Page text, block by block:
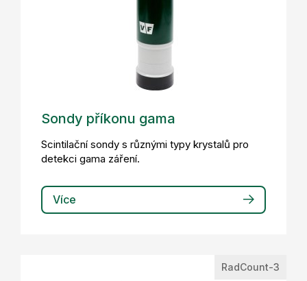
Sondy příkonu gama
Scintilační sondy s různými typy krystalů pro
detekci gama záření.
Více
RadCount-3